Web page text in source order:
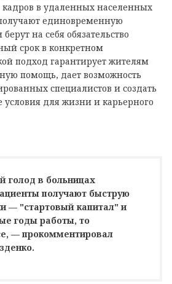
в удаленных населенных
единовременную
на себя обязательство
срок в конкретном
подход гарантирует жителям
помощь, дает возможность
специалистов и создать
для жизни и карьерного
голод в больницах
получают быструю
— "стартовый капитал" и
годы работы, то
— прокомментировал